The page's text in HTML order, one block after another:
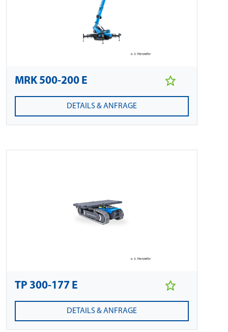
MRK 500-200 E
DETAILS & ANFRAGE
TP 300-177 E
DETAILS & ANFRAGE